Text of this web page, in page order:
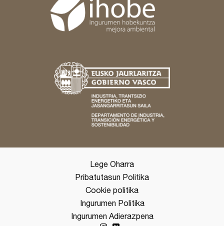
Lege Oharra
Pribatutasun Politika
Cookie politika
Ingurumen Politika
Ingurumen Adierazpena